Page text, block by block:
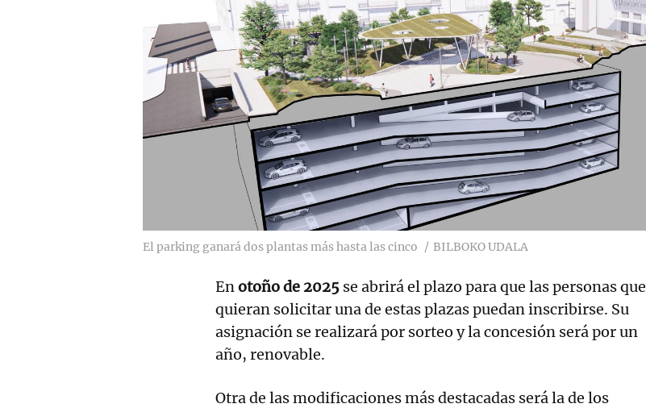
El parking ganará dos plantas más hasta las cinco BILBOKO UDALA
Enotoño de 2025 se abrirá el plazo para que las personas que
quieran solicitar una de estas plazas puedan inscribirse. Su
asignación se realizará por sorteo y la concesión será por un
año, renovable.
Otra de las modificaciones más destacadas será la de los